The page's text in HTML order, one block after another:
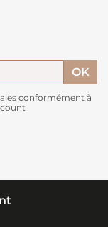
conformément à